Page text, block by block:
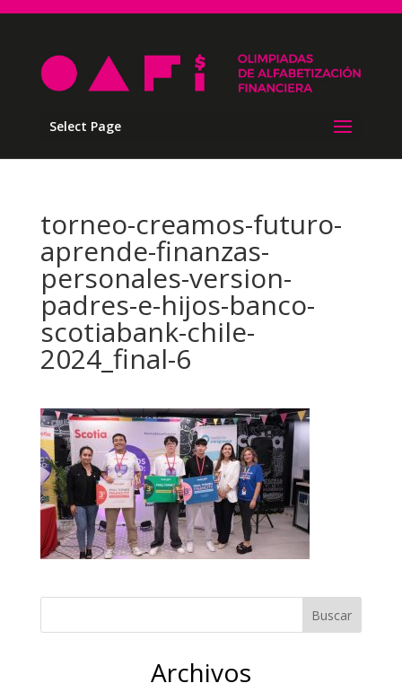
Select Page
torneo-creamos-futuro-
aprende-finanzas-
personales-version-
padres-e-hijos-banco-
scotiabank-chile-
2024_final-6
Archivos